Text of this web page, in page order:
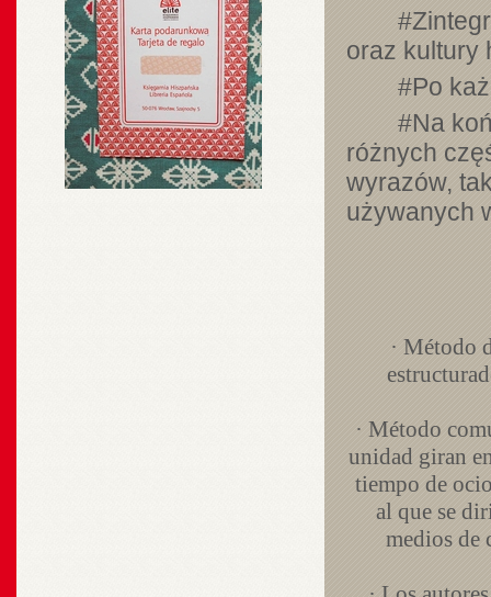
oraz kultury
#Po
#Na
różnych
wyrazów,
używanych
· Método
· Método
unidad giran
tiempo de
al que se
medios de